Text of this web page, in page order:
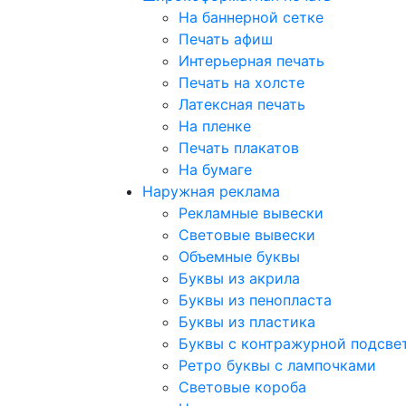
На баннерной сетке
Печать афиш
Интерьерная печать
Печать на холсте
Латексная печать
На пленке
Печать плакатов
На бумаге
Наружная реклама
Рекламные вывески
Световые вывески
Объемные буквы
Буквы из акрила
Буквы из пенопласта
Буквы из пластика
Буквы с контражурной
Ретро буквы с лампочками
Световые короба